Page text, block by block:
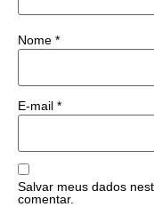
Nome *
E-mail *
Salvar meus dados
comentar.